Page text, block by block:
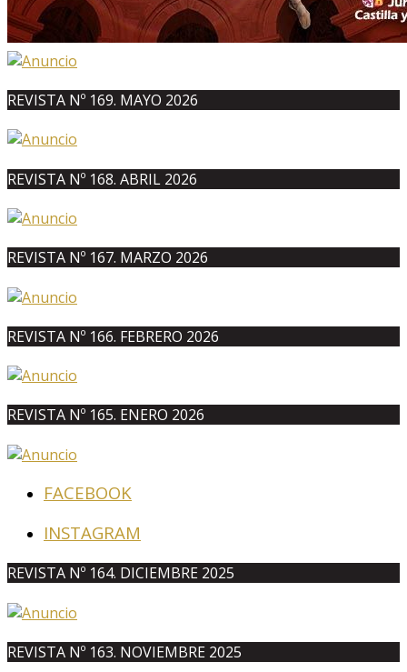
REVISTA Nº 169. MAYO 2026
REVISTA Nº 168. ABRIL 2026
REVISTA Nº 167. MARZO 2026
REVISTA Nº 166. FEBRERO 2026
REVISTA Nº 165. ENERO 2026
FACEBOOK
INSTAGRAM
REVISTA Nº 164. DICIEMBRE 2025
REVISTA Nº 163. NOVIEMBRE 2025